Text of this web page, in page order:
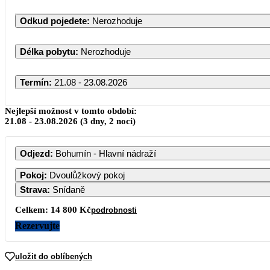
Odkud pojedete: Nerozhoduje
Délka pobytu: Nerozhoduje
Termín: 21.08 - 23.08.2026
Srpen 2026
PO ÚT ST ČT PÁ SO NE
1 2
3 4 5 6 7 8 9
17
Nejlepší možnost v tomto období:
21.08 - 23.08.2026 (3 dny, 2 noci)
Odjezd: Bohumín - Hlavní nádraží
Pokoj: Dvoulůžkový pokoj
Strava: Snídaně
Celkem: 14 800 Kčpodrobnosti
Rezervujte
uložit do oblíbených